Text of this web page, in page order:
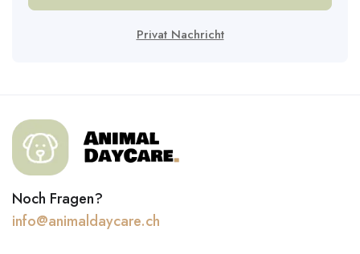
Privat Nachricht
Noch Fragen?
info@animaldaycare.ch